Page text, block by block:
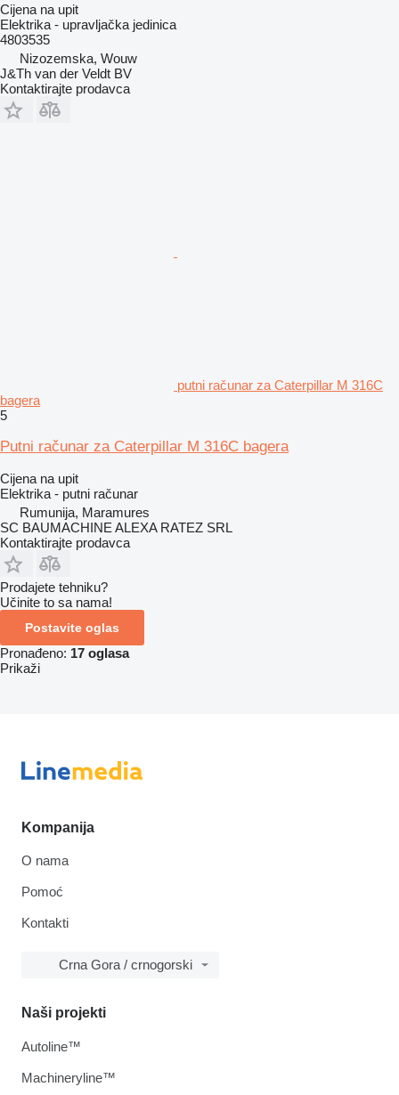
Cijena na upit
Elektrika - upravljačka jedinica
4803535
Nizozemska, Wouw
J&Th van der Veldt BV
Kontaktirajte prodavca
putni računar za Caterpillar M 316C
bagera
5
Putni računar za Caterpillar M 316C bagera
Cijena na upit
Elektrika - putni računar
Rumunija, Maramures
SC BAUMACHINE ALEXA RATEZ SRL
Kontaktirajte prodavca
Prodajete tehniku?
Učinite to sa nama!
Postavite oglas
Pronađeno: 17 oglasa
Prikaži
Kompanija
O nama
Pomoć
Kontakti
Crna Gora / crnogorski
Naši projekti
Autoline™
Machineryline™